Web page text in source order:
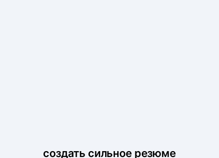
создать сильное резюме